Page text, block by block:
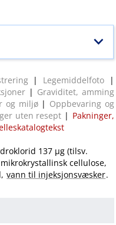
| Legemiddelfoto|
| Graviditet, amming
og miljø| Oppbevaring og
uten resept | Pakninger,
137 μg (tilsv.
cellulose,
vann til injeksjonsvæsker.